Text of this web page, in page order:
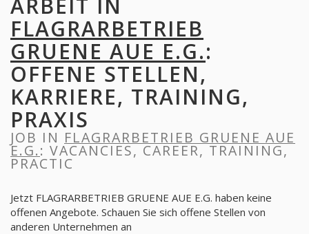
ARBEIT IN
FLAGRARBETRIEB
GRUENE AUE E.G.:
OFFENE STELLEN,
KARRIERE, TRAINING,
PRAXIS
JOB IN FLAGRARBETRIEB GRUENE AUE
E.G.: VACANCIES, CAREER, TRAINING,
PRACTIC
Jetzt FLAGRARBETRIEB GRUENE AUE E.G. haben keine
offenen Angebote. Schauen Sie sich offene Stellen von
anderen Unternehmen an